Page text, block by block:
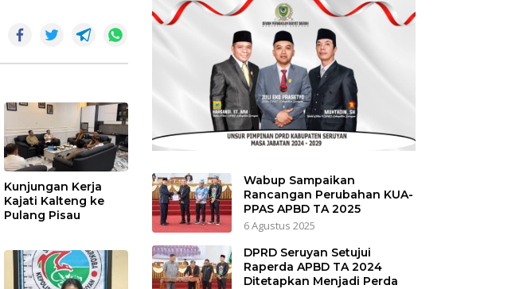
Kunjungan Kerja
Kajati Kalteng ke
Pulang Pisau
Wabup Sampaikan
Rancangan Perubahan KUA-
PPAS APBD TA 2025
6 Agustus 2025
DPRD Seruyan Setujui
Raperda APBD TA 2024
Ditetapkan Menjadi Perda